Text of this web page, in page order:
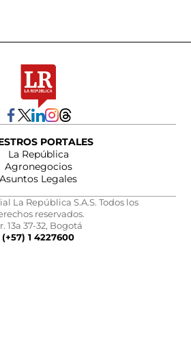
PORTALES
La República
Agronegocios
Asuntos Legales
La República S.A.S. Todos los
reservados.
13a 37-32, Bogotá
(+57) 1 4227600